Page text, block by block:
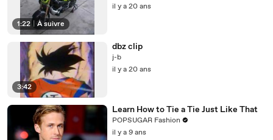
1:22 À suivre
il y a 20 ans
3:42
dbz clip
j-b
il y a 20 ans
Learn How to Tie a Tie Just Like That
POPSUGAR Fashion
il y a 9 ans